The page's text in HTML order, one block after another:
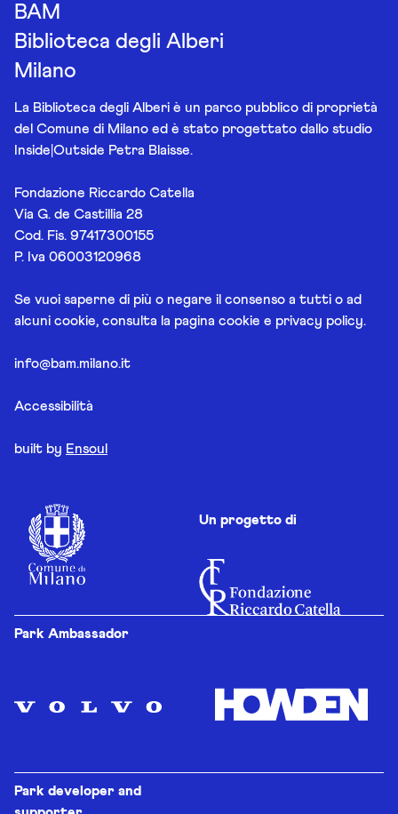
BAM
Biblioteca degli Alberi
Milano
La Biblioteca degli Alberi è un parco pubblico di proprietà
del Comune di Milano ed è stato progettato dallo studio
Inside|Outside Petra Blaisse.
Fondazione Riccardo Catella
Via G. de Castillia 28
Cod. Fis. 97417300155
P. Iva 06003120968
Se vuoi saperne di più o negare il consenso a tutti o ad
alcuni cookie, consulta la pagina cookie e privacy policy.
info@bam.milano.it
Accessibilità
built by Ensoul
Un progetto di
Park Ambassador
Park developer and